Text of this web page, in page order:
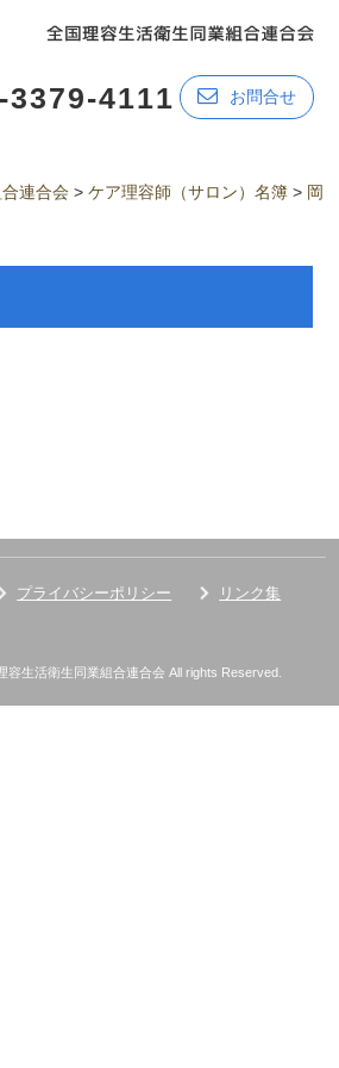
3379-4111 お問合せ
連合会 >ケア理容師（サロン）名簿 > 岡
プライバシーポリシー
リンク集
容生活衛生同業組合連合会 All rights Reserved.